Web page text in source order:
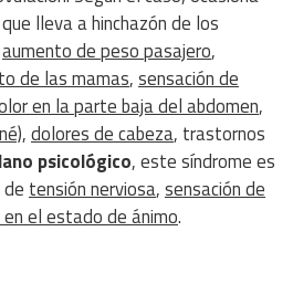
lleva a hinchazón de los
aumento de peso pasajero,
de las mamas,sensación de
en la parte baja del abdomen,
,dolores de cabeza, trastornos
psicológico, este síndrome es
tensión nerviosa,sensación de
el estado de ánimo.